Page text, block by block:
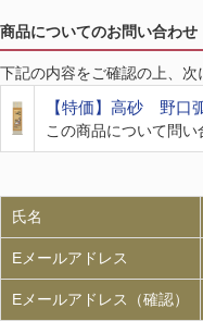
商品についてのお問い合わせ
下記の内容をご確認の上、次
【特価】高砂 野
この商品について問い
氏名
Eメールアドレス
Eメールアドレス（確認）